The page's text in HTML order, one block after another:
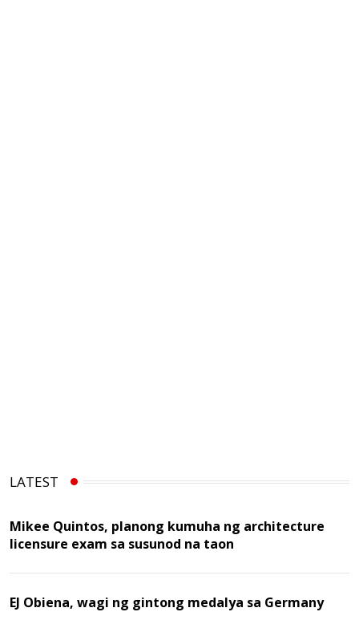
LATEST
Mikee Quintos, planong kumuha ng architecture
licensure exam sa susunod na taon
EJ Obiena, wagi ng gintong medalya sa Germany